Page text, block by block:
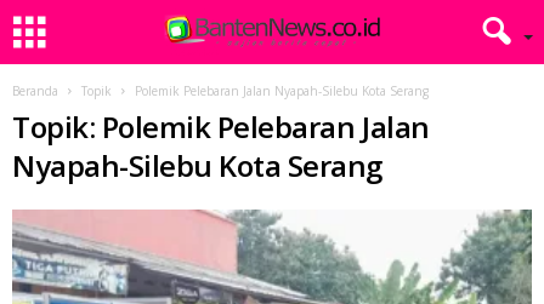
Beranda Topik Polemik Pelebaran Jalan Nyapah-Silebu Kota Serang
Topik: Polemik Pelebaran Jalan
Nyapah-Silebu Kota Serang